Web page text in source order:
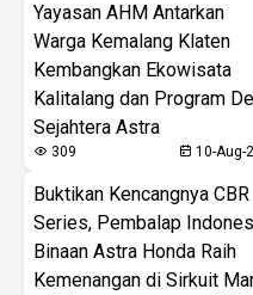
Yayasan AHM Antarkan
Warga Kemalang Klaten
Kembangkan Ekowisata
Kalitalang dan Program
Sejahtera Astra
309 10-Aug-
Buktikan Kencangnya CBR
Series, Pembalap
Binaan Astra Honda Raih
Kemenangan di Sirkuit